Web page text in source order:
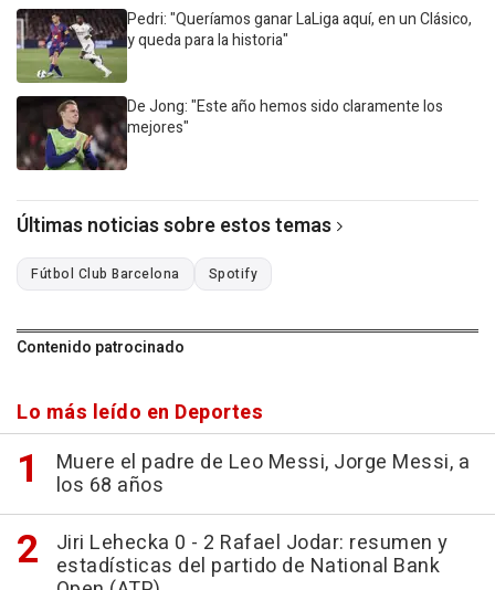
Pedri: "Queríamos ganar LaLiga aquí, en un Clásico,
y queda para la historia"
De Jong: "Este año hemos sido claramente los
mejores"
Últimas noticias sobre estos temas
Fútbol Club Barcelona Spotify
Contenido patrocinado
Lo más leído en Deportes
Muere el padre de Leo Messi, Jorge Messi, a
los 68 años
Jiri Lehecka 0 - 2 Rafael Jodar: resumen y
estadísticas del partido de National Bank